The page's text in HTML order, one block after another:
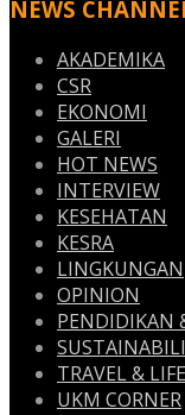
NEWS
AKADEMIKA
CSR
EKONOMI
GALERI
HOT NEWS
INTERVIEW
KESEHATAN
KESRA
LINGKUNGAN
OPINION
PENDIDIKAN
TRAVEL &
UKM CORNER